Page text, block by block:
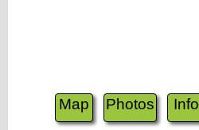
Map Photos Info